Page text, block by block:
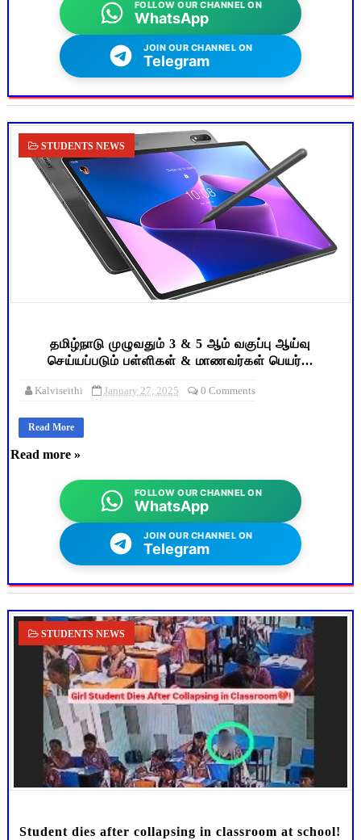
FOLLOW OUR CHANNEL ON
WhatsApp
JOIN OUR CHANNEL ON
Telegram
STUDENTS NEWS
தமிழ்நாடு முழுவதும் 3 & 5 ஆம் வகுப்பு ஆய்வு
செய்யப்படும் பள்ளிகள் & மாணவர்கள் பெயர்...
Kalviseithi January 27, 2025 0 Comments
Read More
Read more »
FOLLOW OUR CHANNEL ON
WhatsApp
JOIN OUR CHANNEL ON
Telegram
STUDENTS NEWS
Student dies after collapsing in classroom at school!